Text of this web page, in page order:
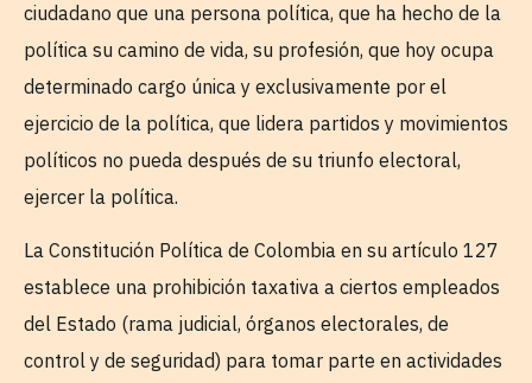
ciudadano que una persona política, que ha hecho de la
política su camino de vida, su profesión, que hoy ocupa
determinado cargo única y exclusivamente por el
ejercicio de la política, que lidera partidos y movimientos
políticos no pueda después de su triunfo electoral,
ejercer la política.
La Constitución Política de Colombia en su artículo 127
establece una prohibición taxativa a ciertos empleados
del Estado (rama judicial, órganos electorales, de
control y de seguridad) para tomar parte en actividades